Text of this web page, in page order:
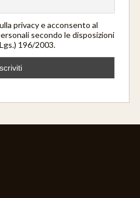
privacy e acconsento al
secondo le disposizioni
196/2003.